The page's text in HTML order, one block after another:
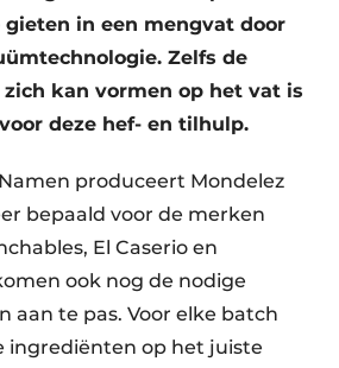
in een mengvat door
Zelfs de
kan vormen op het vat is
deze hef- en tilhulp.
produceert Mondelez
bepaald voor de merken
El Caserio en
ook nog de nodige
aan te pas. Voor elke batch
ingrediënten op het juiste